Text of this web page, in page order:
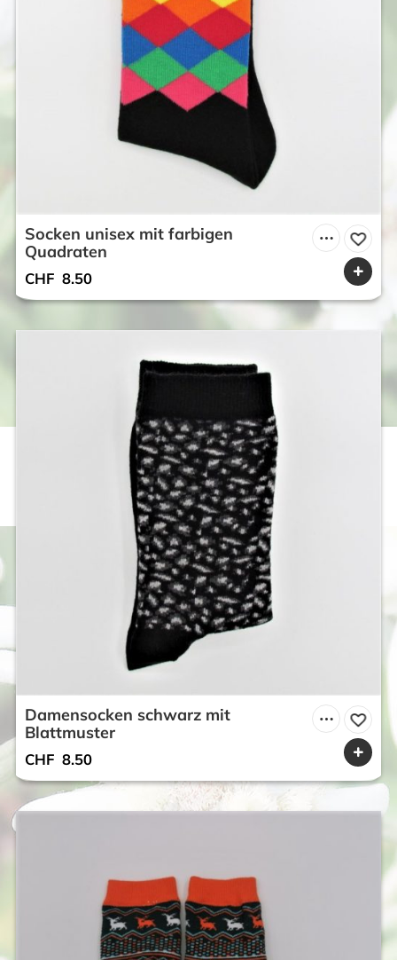
Socken unisex mit farbigen
Quadraten
CHF 8.50
Damensocken schwarz mit
Blattmuster
CHF 8.50